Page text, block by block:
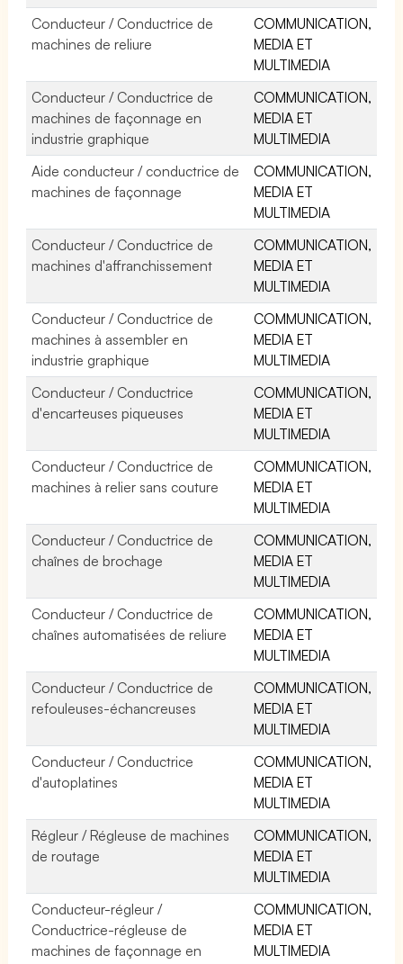
Conducteur / Conductrice de
machines de reliure
COMMUNICATION,
MEDIA ET
MULTIMEDIA
Conducteur / Conductrice de
machines de façonnage en
industrie graphique
COMMUNICATION,
MEDIA ET
MULTIMEDIA
Aide conducteur / conductrice de
machines de façonnage
COMMUNICATION,
MEDIA ET
MULTIMEDIA
Conducteur / Conductrice de
machines d'affranchissement
COMMUNICATION,
MEDIA ET
MULTIMEDIA
Conducteur / Conductrice de
machines à assembler en
industrie graphique
COMMUNICATION,
MEDIA ET
MULTIMEDIA
Conducteur / Conductrice
d'encarteuses piqueuses
COMMUNICATION,
MEDIA ET
MULTIMEDIA
Conducteur / Conductrice de
machines à relier sans couture
COMMUNICATION,
MEDIA ET
MULTIMEDIA
Conducteur / Conductrice de
chaînes de brochage
COMMUNICATION,
MEDIA ET
MULTIMEDIA
Conducteur / Conductrice de
chaînes automatisées de reliure
COMMUNICATION,
MEDIA ET
MULTIMEDIA
Conducteur / Conductrice de
refouleuses-échancreuses
COMMUNICATION,
MEDIA ET
MULTIMEDIA
Conducteur / Conductrice
d'autoplatines
COMMUNICATION,
MEDIA ET
MULTIMEDIA
Régleur / Régleuse de machines
de routage
COMMUNICATION,
MEDIA ET
MULTIMEDIA
Conducteur-régleur /
Conductrice-régleuse de
machines de façonnage en
COMMUNICATION,
MEDIA ET
MULTIMEDIA